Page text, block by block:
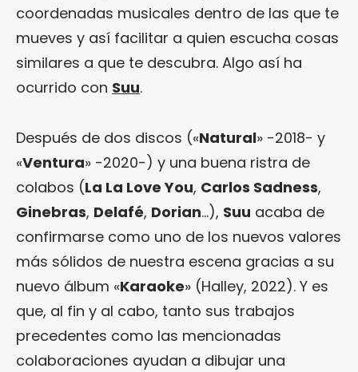
coordenadas musicales dentro de las que te
mueves y así facilitar a quien escucha cosas
similares a que te descubra. Algo así ha
ocurrido con Suu.
Después de dos discos («Natural» -2018- y
«Ventura» -2020-) y una buena ristra de
colabos (La La Love You, Carlos Sadness,
Ginebras, Delafé, Dorian…), Suu acaba de
confirmarse como uno de los nuevos valores
más sólidos de nuestra escena gracias a su
nuevo álbum «Karaoke» (Halley, 2022). Y es
que, al fin y al cabo, tanto sus trabajos
precedentes como las mencionadas
colaboraciones ayudan a dibujar una